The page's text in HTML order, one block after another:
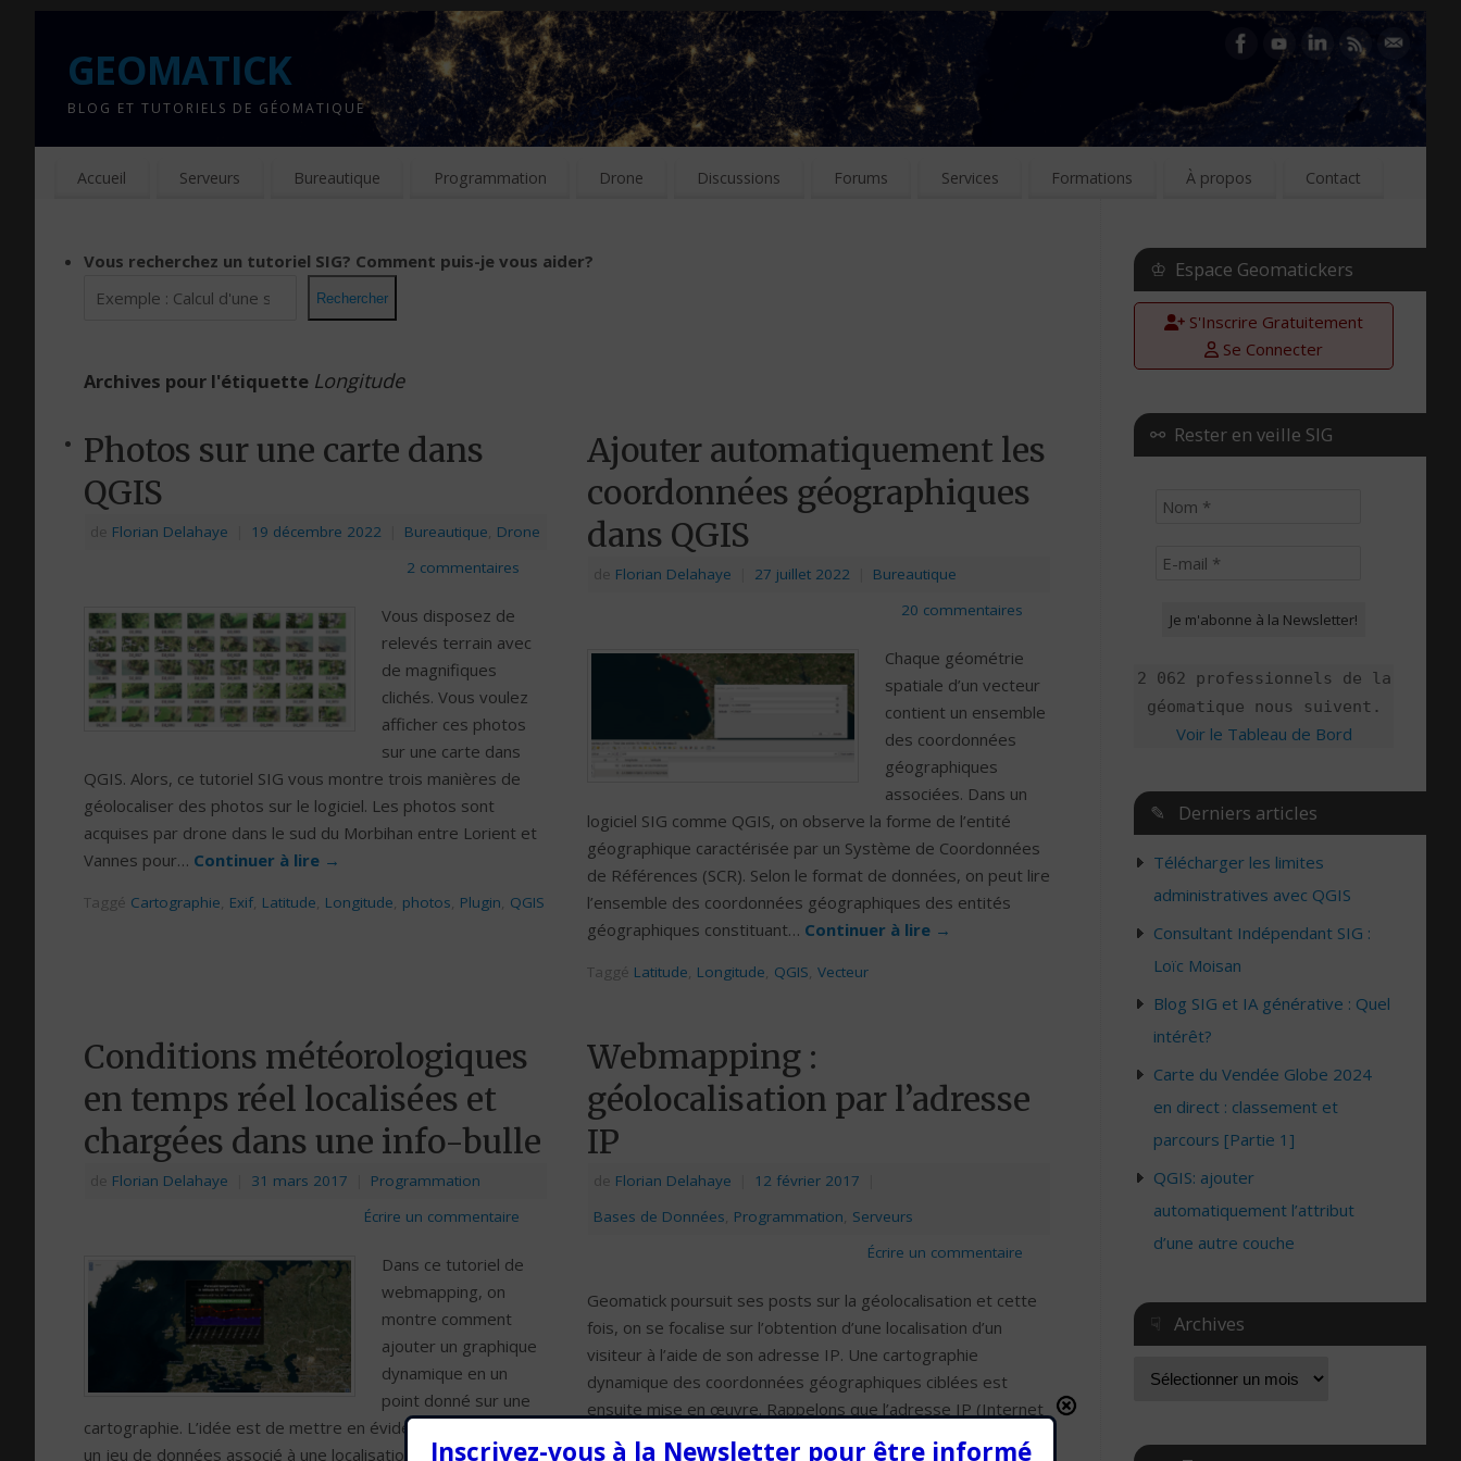
GEOMATICK
BLOG ET TUTORIELS DE GÉOMATIQUE
Accueil Serveurs Bureautique Programmation Drone Discussions Forums Services Formations À propos Contact
Vous recherchez un tutoriel SIG? Comment puis-je vous aider?
Rechercher
Archives pour l'étiquette Longitude
Photos sur une carte dans
QGIS
de Florian Delahaye 19 décembre 2022 Bureautique Drone
2 commentaires
Vous disposez de
relevés terrain avec
de magnifiques
clichés. Vous voulez
afficher ces photos
sur une carte dans
QGIS. Alors, ce tutoriel SIG vous montre trois manières de
géolocaliser des photos sur le logiciel. Les photos sont
acquises par drone dans le sud du Morbihan entre Lorient et
Vannes pour… Continuer à lire →
Taggé Cartographie Exif, Latitude Longitude photos Plugin QGIS
Ajouter automatiquement les
coordonnées géographiques
dans QGIS
de Florian Delahaye 27 juillet 2022
Bureautique
20 commentaires
Chaque géométrie
spatiale d’un vecteur
contient un ensemble
des coordonnées
géographiques
associées. Dans un
logiciel SIG comme QGIS, on observe la forme de l’entité
géographique caractérisée par un Système de Coordonnées
de Références (SCR). Selon le format de données, on peut lire
l’ensemble des coordonnées géographiques des entités
géographiques constituant… Continuer à lire →
Taggé Latitude Longitude QGIS Vecteur
Conditions météorologiques
en temps réel localisées et
chargées dans une info-bulle
de Florian Delahaye 31 mars 2017
Programmation
Écrire un commentaire
Dans ce tutoriel de
webmapping, on
montre comment
ajouter un graphique
dynamique en un
point donné sur une
cartographie. L’idée est de mettre en évidence en temps réel
un jeu de données associé à une localisation géographique.
Webmapping :
géolocalisation par l’adresse
IP
de Florian Delahaye 12 février 2017
Bases de Données Programmation Serveurs
Écrire un commentaire
Geomatick poursuit ses posts sur la géolocalisation et cette
fois, on se focalise sur l’obtention d’une localisation d’un
visiteur à l’aide de son adresse IP. Une cartographie
dynamique des coordonnées géographiques ciblées est
ensuite mise en œuvre. Rappelons que l’adresse IP (Internet
Protocol) est un numéro d’identification d’un appareil
♔ Espace Geomatickers
S'Inscrire Gratuitement
Se Connecter
⚯ Rester en veille SIG
2 062 professionnels de la
géomatique nous suivent.
Voir le Tableau de Bord
✎ Derniers articles
Télécharger les limites
administratives avec QGIS
Consultant Indépendant SIG :
Loïc Moisan
Blog SIG et IA générative : Quel
intérêt?
Carte du Vendée Globe 2024
en direct : classement et
parcours [Partie 1]
QGIS: ajouter
automatiquement l’attribut
d’une autre couche
☟ Archives
Inscrivez-vous à la Newsletter pour être informé